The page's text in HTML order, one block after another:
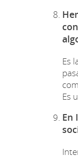
Es
Es
En